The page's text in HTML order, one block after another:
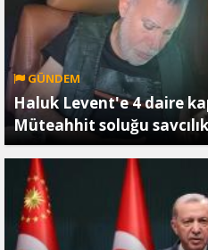
GÜNDEM
Haluk Levent'e 4 daire
Müteahhit soluğu